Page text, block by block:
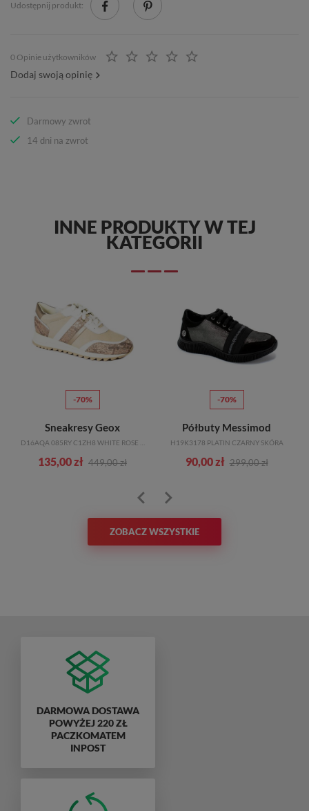
Udostępnij produkt:
0 Opinie użytkowników
Dodaj swoją opinię
Darmowy zwrot
14 dni na zwrot
INNE PRODUKTY W TEJ
KATEGORII
-70%
Sneakresy Geox
135,00 zł 449,00 zł
-70%
Półbuty Messimod
H19K3178 PLATIN CZARNY SKÓRA
90,00 zł 299,00 zł
ZOBACZ WSZYSTKIE
DARMOWA DOSTAWA
POWYŻEJ 220 ZŁ
PACZKOMATEM
INPOST